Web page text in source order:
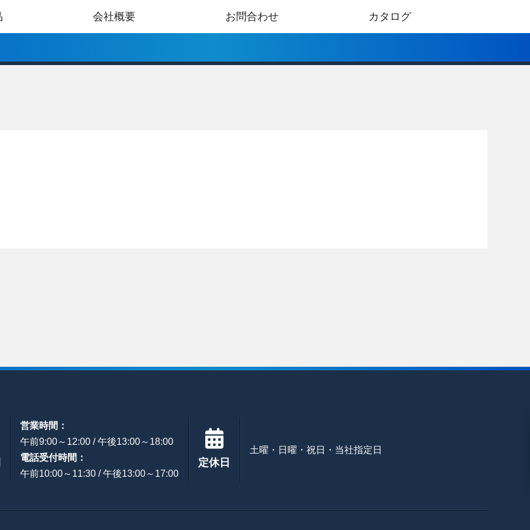
会社概要 お問合わせ カタログ
営業時間：
午前9:00～12:00 / 午後13:00～18:00
電話受付時間：
午前10:00～11:30 / 午後13:00～17:00
定休日
土曜・日曜・祝日・当社指定日